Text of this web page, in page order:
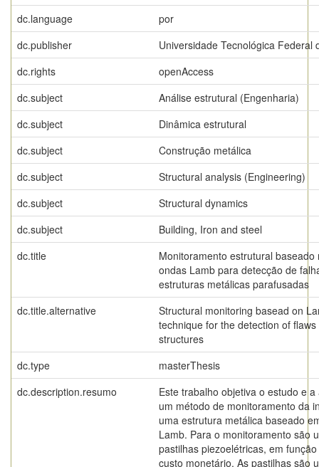
dc.language
por
dc.publisher
Universidade Tecnológica Federal
dc.rights
openAccess
dc.subject
Análise estrutural (Engenharia)
dc.subject
Dinâmica estrutural
dc.subject
Construção metálica
dc.subject
Structural analysis (Engineering)
dc.subject
Structural dynamics
dc.subject
Building, Iron and steel
dc.title
Monitoramento estrutural baseado
ondas Lamb para detecção de
estruturas metálicas parafusadas
dc.title.alternative
Structural monitoring basead on
technique for the detection of
structures
dc.type
masterThesis
dc.description.resumo
Este trabalho objetiva o estudo e
um método de monitoramento da
uma estrutura metálica baseado
Lamb. Para o monitoramento são
pastilhas piezoelétricas, em
custo monetário. As pastilhas são